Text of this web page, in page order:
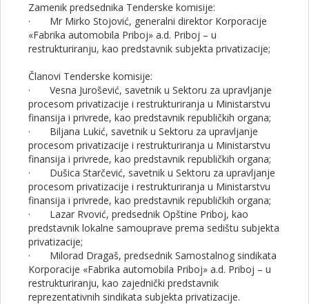
Zamenik predsednika Tenderske komisije:
· Mr Mirko Stojović, generalni direktor Korporacije
«Fabrika automobila Priboj» a.d. Priboj – u
restrukturiranju, kao predstavnik subjekta privatizacije;
Članovi Tenderske komisije:
· Vesna Jurošević, savetnik u Sektoru za upravljanje
procesom privatizacije i restrukturiranja u Ministarstvu
finansija i privrede, kao predstavnik republičkih organa;
· Biljana Lukić, savetnik u Sektoru za upravljanje
procesom privatizacije i restrukturiranja u Ministarstvu
finansija i privrede, kao predstavnik republičkih organa;
· Dušica Starčević, savetnik u Sektoru za upravljanje
procesom privatizacije i restrukturiranja u Ministarstvu
finansija i privrede, kao predstavnik republičkih organa;
· Lazar Rvović, predsednik Opštine Priboj, kao
predstavnik lokalne samouprave prema sedištu subjekta
privatizacije;
· Milorad Dragaš, predsednik Samostalnog sindikata
Korporacije «Fabrika automobila Priboj» a.d. Priboj – u
restrukturiranju, kao zajednički predstavnik
reprezentativnih sindikata subjekta privatizacije.